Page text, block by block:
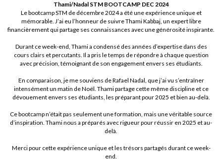
Thami/Nadal STM BOOTCAMP DEC 2024
Le bootcamp STM de décembre 2024 a été une expérience unique et
mémorable. J’ai eu l’honneur de suivre Thami Kabbaj, un expert libre
financièrement qui partage ses connaissances avec une générosité inspirante.
Durant ce week-end, Thami a condensé des années d’expertise dans des
cours clairs et percutants. Il a pris le temps de répondre à chaque question
avec précision, témoignant de son engagement envers ses étudiants.
En comparaison, je me souviens de Rafael Nadal, que j’ai vu s’entraîner
intensément un matin de Noël. Thami partage cette même discipline et ce
dévouement envers ses étudiants, les préparant pour 2025 et bien au-delà.
Ce bootcamp n’était pas seulement une formation, mais une véritable source
d’inspiration. Thami nous a préparés avec rigueur pour réussir en 2025 et au-
delà.
Merci pour cette expérience unique et les trésors partagés durant ce week-
end.